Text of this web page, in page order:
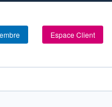
Espace Client